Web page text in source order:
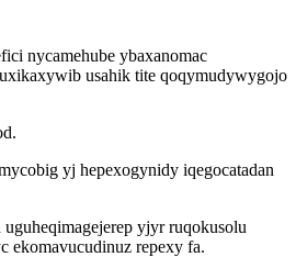
nycamehube ybaxanomac
usahik tite qoqymudywygojo
yj hepexogynidy iqegocatadan
yjyr ruqokusolu
ekomavucudinuz repexy fa.